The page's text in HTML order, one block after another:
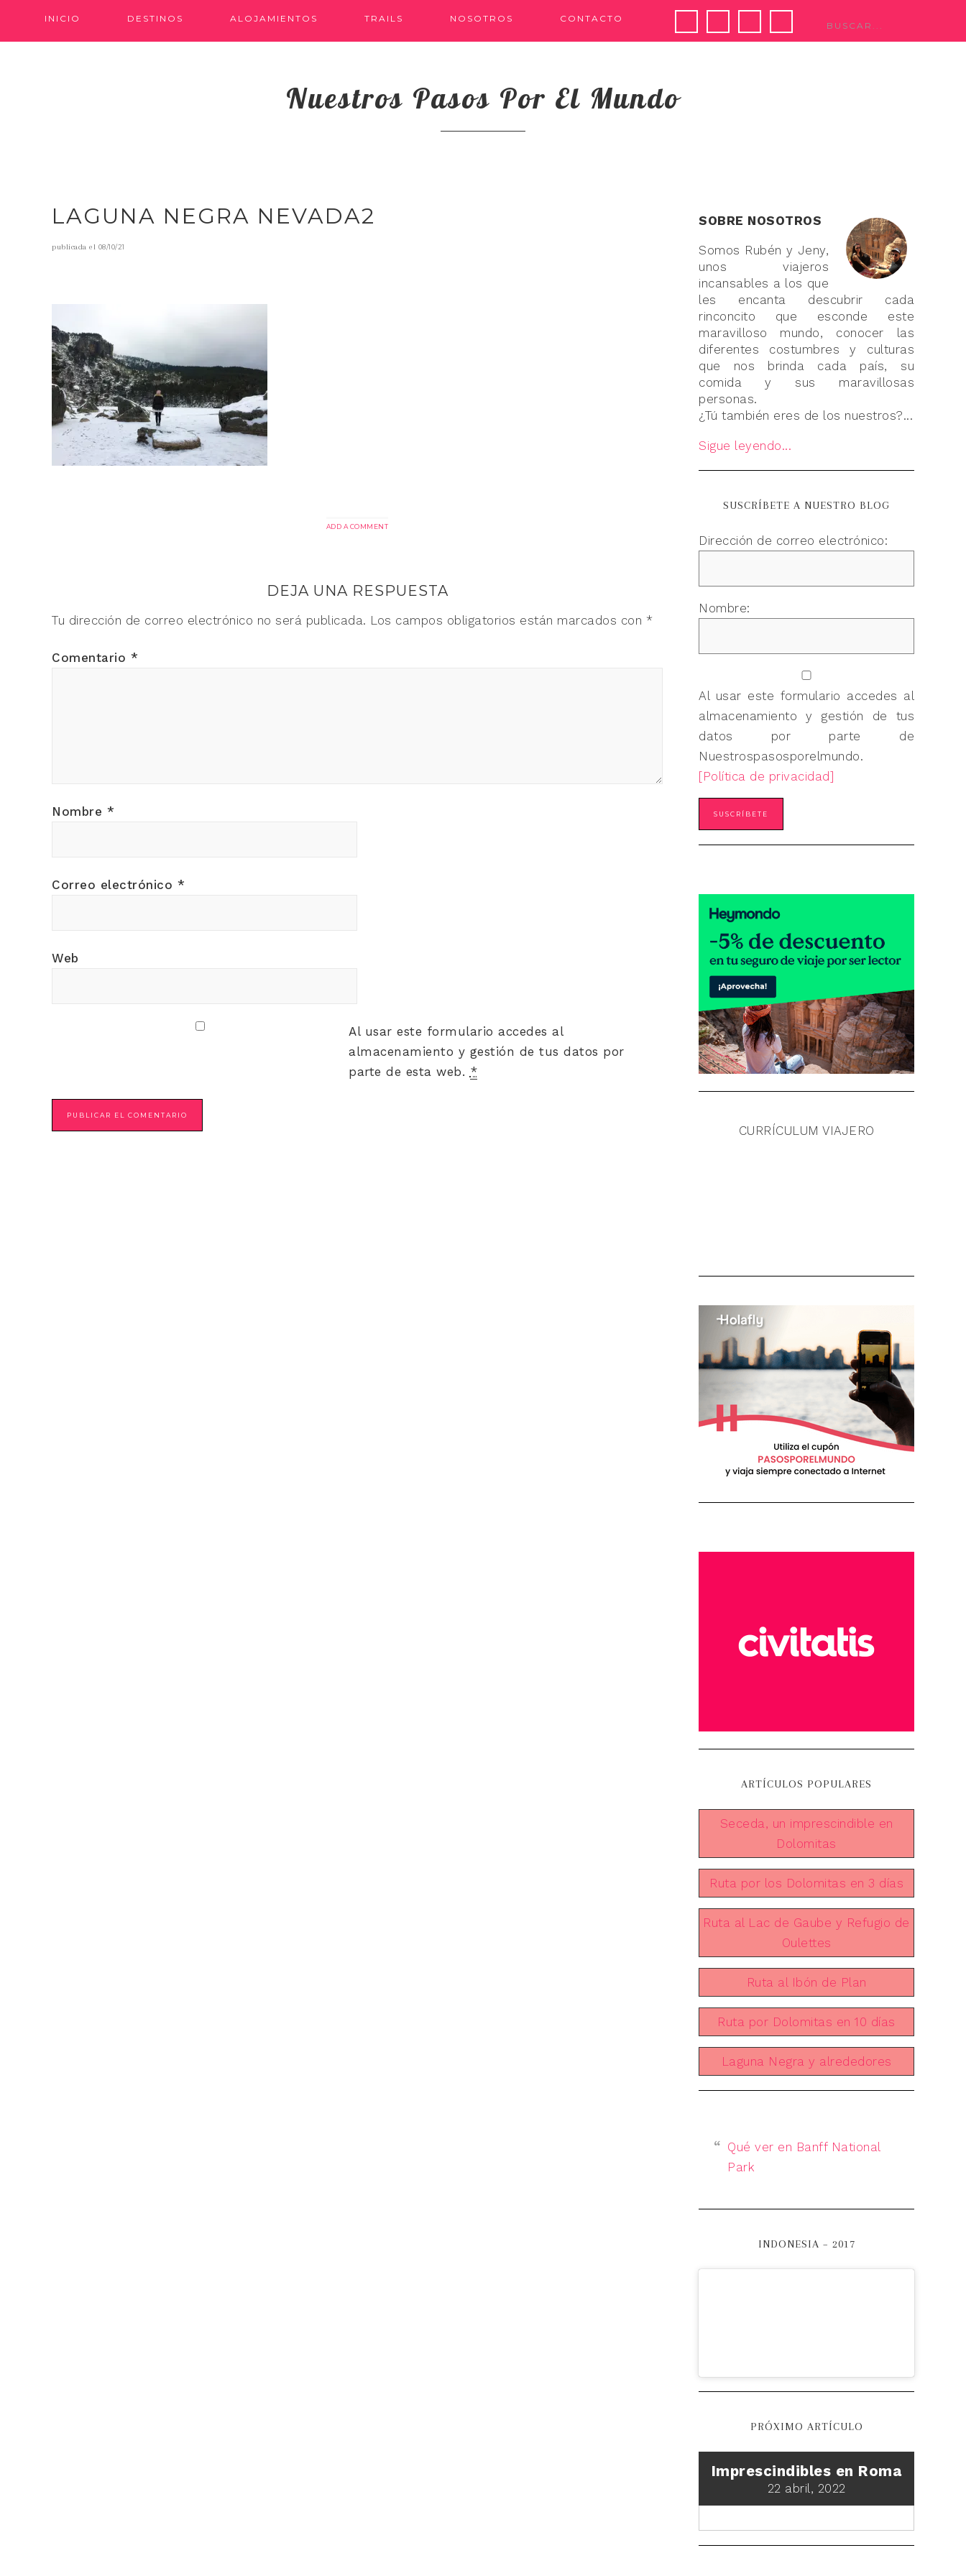
INICIO DESTINOS ALOJAMIENTOS TRAILS NOSOTROS CONTACTO
Nuestros Pasos Por El Mundo
LAGUNA NEGRA NEVADA2
publicada el 08/10/21
ADD A COMMENT
DEJA UNA RESPUESTA
Tu dirección de correo electrónico no será publicada. Los campos obligatorios están marcados con *
Comentario *
Nombre *
Correo electrónico *
Web
Al usar este formulario accedes al
almacenamiento y gestión de tus datos por
parte de esta web. *
SOBRE NOSOTROS
Somos Rubén y Jeny,
unos viajeros
incansables a los que
les encanta descubrir cada
rinconcito que esconde este
maravilloso mundo, conocer las
diferentes costumbres y culturas
que nos brinda cada país, su
comida y sus maravillosas
personas.
¿Tú también eres de los nuestros?...
Sigue leyendo...
SUSCRÍBETE A NUESTRO BLOG
Dirección de correo electrónico:
Nombre:
Al usar este formulario accedes al
almacenamiento y gestión de tus
datos por parte de
Nuestrospasosporelmundo.
[Política de privacidad]
CURRÍCULUM VIAJERO
ARTÍCULOS POPULARES
Seceda, un imprescindible en
Dolomitas
Ruta por los Dolomitas en 3 días
Ruta al Lac de Gaube y Refugio de
Oulettes
Ruta al Ibón de Plan
Ruta por Dolomitas en 10 días
Laguna Negra y alrededores
Qué ver en Banff National
Park
INDONESIA – 2017
PRÓXIMO ARTÍCULO
Imprescindibles en Roma
22 abril, 2022